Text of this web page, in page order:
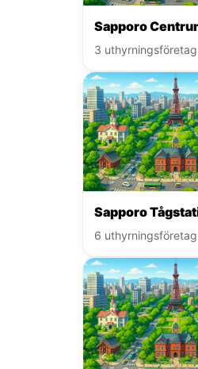
Sapporo
3 uthyrningsföretag
Sapporo
6 uthyrningsföretag